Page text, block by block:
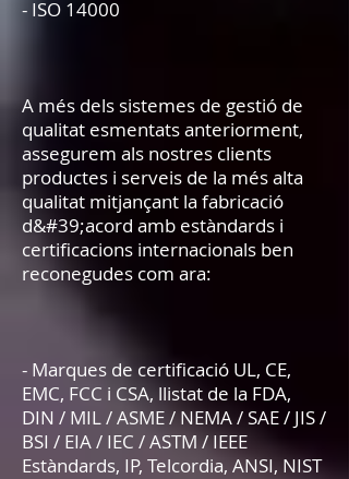
- ISO 14000
A més dels sistemes de gestió de
qualitat esmentats anteriorment,
assegurem als nostres clients
productes i serveis de la més alta
qualitat mitjançant la fabricació
d&#39;acord amb estàndards i
certificacions internacionals ben
reconegudes com ara:
- Marques de certificació UL, CE,
EMC, FCC i CSA, llistat de la FDA,
DIN / MIL / ASME / NEMA / SAE / JIS /
BSI / EIA / IEC / ASTM / IEEE
Estàndards, IP, Telcordia, ANSI, NIST